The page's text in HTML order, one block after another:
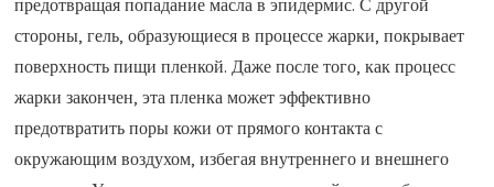
стороны, гель, образующиеся в процессе жарки, покрывает
поверхность пищи пленкой. Даже после того, как процесс
жарки закончен, эта пленка может эффективно
предотвратить поры кожи от прямого контакта с
окружающим воздухом, избегая внутреннего и внешнего